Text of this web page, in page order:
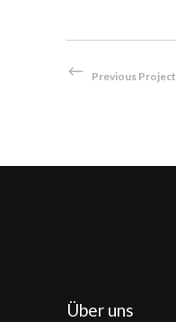
Previous Project
Über uns